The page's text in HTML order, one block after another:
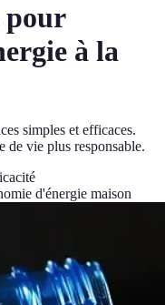
pour
à la
simples et efficaces.
de vie plus responsable.
d'énergie maison